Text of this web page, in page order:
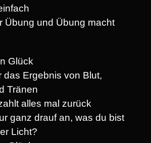
Übung und Übung macht
Glück
das Ergebnis von Blut,
Tränen
alles mal zurück
ganz drauf an, was du bist
Licht?